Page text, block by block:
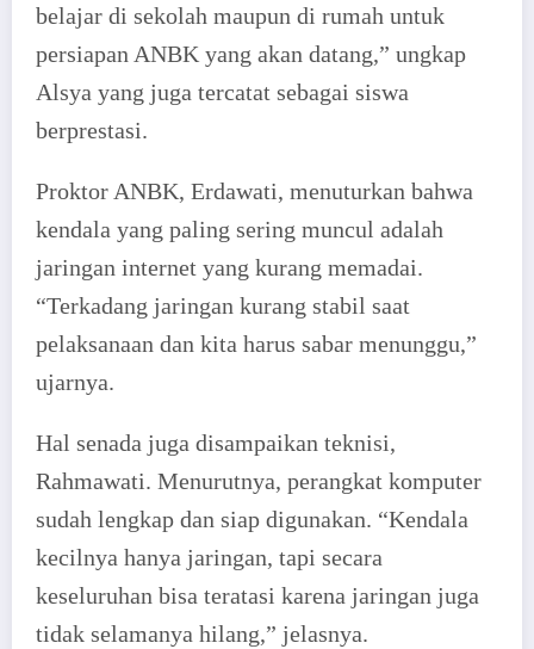
belajar di sekolah maupun di rumah untuk
persiapan ANBK yang akan datang,” ungkap
Alsya yang juga tercatat sebagai siswa
berprestasi.
Proktor ANBK, Erdawati, menuturkan bahwa
kendala yang paling sering muncul adalah
jaringan internet yang kurang memadai.
“Terkadang jaringan kurang stabil saat
pelaksanaan dan kita harus sabar menunggu,”
ujarnya.
Hal senada juga disampaikan teknisi,
Rahmawati. Menurutnya, perangkat komputer
sudah lengkap dan siap digunakan. “Kendala
kecilnya hanya jaringan, tapi secara
keseluruhan bisa teratasi karena jaringan juga
tidak selamanya hilang,” jelasnya.